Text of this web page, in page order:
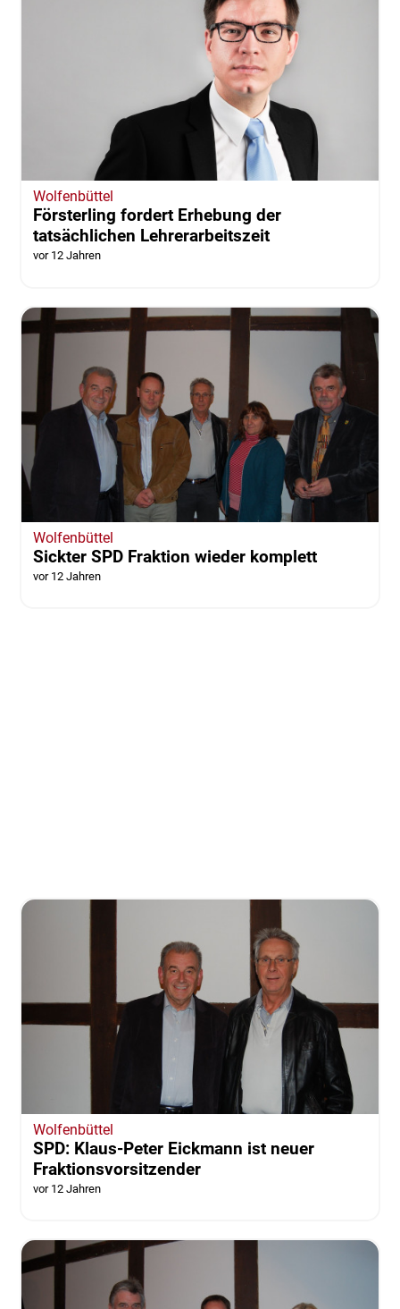
Wolfenbüttel
Försterling fordert Erhebung der
tatsächlichen Lehrerarbeitszeit
vor 12 Jahren
Wolfenbüttel
Sickter SPD Fraktion wieder komplett
vor 12 Jahren
Wolfenbüttel
SPD: Klaus-Peter Eickmann ist neuer
Fraktionsvorsitzender
vor 12 Jahren